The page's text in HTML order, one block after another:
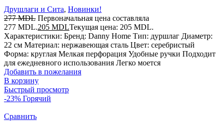
Друшлаги и Сита, Новинки!
277MDL Первоначальная цена составляла
277 MDL.205 MDLТекущая цена: 205 MDL.
Характеристики: Бренд: Danny Home Тип: дуршлаг Диаметр:
22 см Материал: нержавеющая сталь Цвет: серебристый
Форма: круглая Мелкая перфорация Удобные ручки Подходит
для ежедневного использования Легко моется
Добавить в пожелания
В корзину
Быстрый просмотр
-23% Горячий
Сравнить